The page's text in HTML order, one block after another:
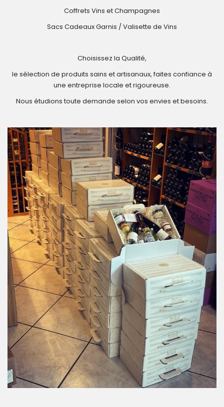
Coffrets Vins et Champagnes
Sacs Cadeaux Garnis / Valisette de Vins
Choisissez la Qualité,
le sélection de produits sains et artisanaux, faites confiance à
une entreprise locale et rigoureuse.
Nous étudions toute demande selon vos envies et besoins.